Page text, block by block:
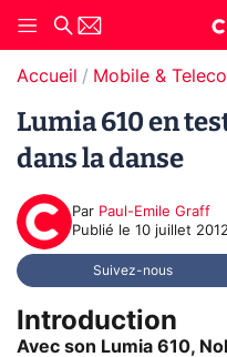
Accueil Mobile &
Lumia 610 en
dans la danse
Par Paul-Emile Graff
Publié le 10 juillet
Suivez-nous
Introduction
Avec son Lumia 610,